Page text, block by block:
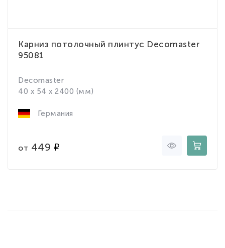
Карниз потолочный плинтус Decomaster
95081
Decomaster
40 x 54 x 2400 (мм)
Германия
от 449